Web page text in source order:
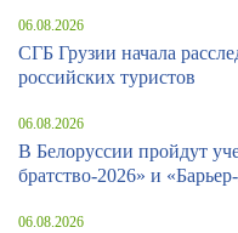
06.08.2026
СГБ Грузии начала
российских туристов
06.08.2026
В Белоруссии пройдут
братство-2026» и
06.08.2026